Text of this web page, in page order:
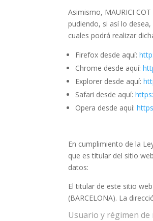
Asimismo, MAURICI
pudiendo, si así lo
cuales podrá realizar
Firefox desde aquí:
Chrome desde aquí:
Explorer desde aquí:
Safari desde aquí:
Opera desde aquí:
En cumplimiento de la
que es titular del sitio
datos:
El titular de este sitio web
(BARCELONA). La
Usuario y régimen